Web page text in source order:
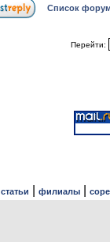
Список
Перейти:
статьи филиалы|